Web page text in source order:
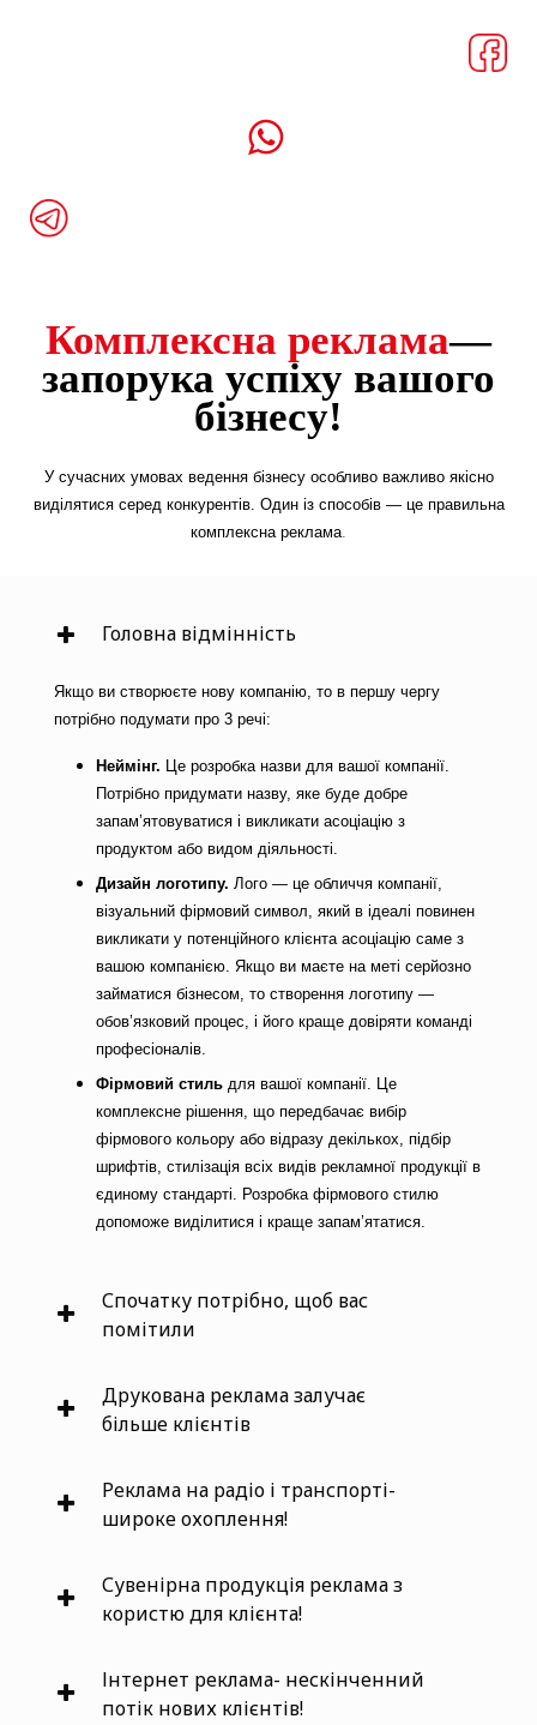
Комплексна реклама—
запорука успіху вашого
бізнесу!
У сучасних умовах ведення бізнесу особливо важливо якісно
виділятися серед конкурентів. Один із способів — це правильна
комплексна реклама
Головна відмінність
Якщо ви створюєте нову компанію, то в першу чергу
потрібно подумати про 3 речі:
Неймінг. Це розробка назви для вашої компанії.
Потрібно придумати назву, яке буде добре
запам’ятовуватися і викликати асоціацію з
продуктом або видом діяльності.
Дизайн логотипу. Лого — це обличчя компанії,
візуальний фірмовий символ, який в ідеалі повинен
викликати у потенційного клієнта асоціацію саме з
вашою компанією. Якщо ви маєте на меті серйозно
займатися бізнесом, то створення логотипу —
обов’язковий процес, і його краще довіряти команді
професіоналів.
Фірмовий стиль для вашої компанії. Це
комплексне рішення, що передбачає вибір
фірмового кольору або відразу декількох, підбір
шрифтів, стилізація всіх видів рекламної продукції в
єдиному стандарті. Розробка фірмового стилю
допоможе виділитися і краще запам’ятатися.
Спочатку потрібно, щоб вас
помітили
Друкована реклама залучає
більше клієнтів
Реклама на радіо і транспорті-
широке охоплення!
Сувенірна продукція реклама з
користю для клієнта!
Інтернет реклама- нескінченний
потік нових клієнтів!